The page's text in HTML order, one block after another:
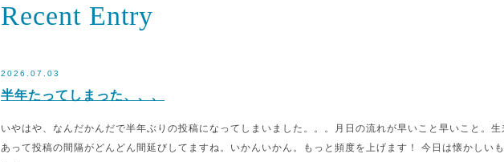
Recent Entry
2026.07.03
半年たってしまった、、、
いやはや、なんだかんだで半年ぶりの投稿になってしまいました。。。月日の流れが早いこと早いこと。生
あって投稿の間隔がどんどん間延びしてますね。いかんいかん。もっと頻度を上げます！ 今日は懐かしい